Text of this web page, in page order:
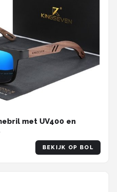
met UV400 en
BEKIJK OP BOL